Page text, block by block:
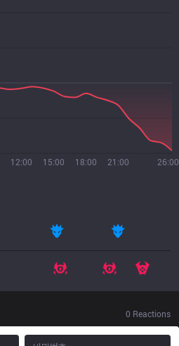
12:00 15:00 18:00 21:00 26:00
0 Reactions